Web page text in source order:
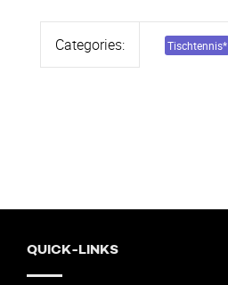
Categories: Tischtennis*
QUICK-LINKS